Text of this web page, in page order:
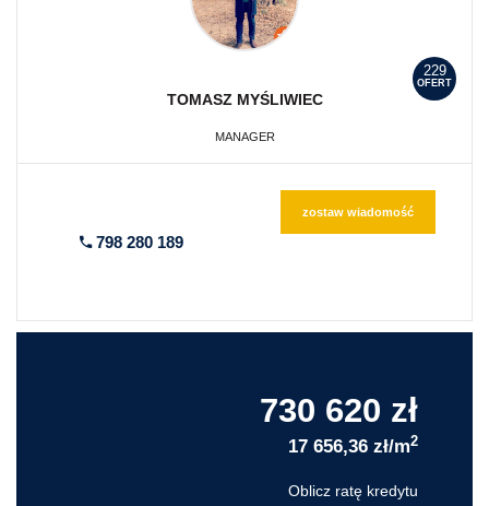
229
OFERT
TOMASZ MYŚLIWIEC
MANAGER
798 280 189
zostaw wiadomość
730 620 zł
17 656,36 zł/m2
Oblicz ratę kredytu